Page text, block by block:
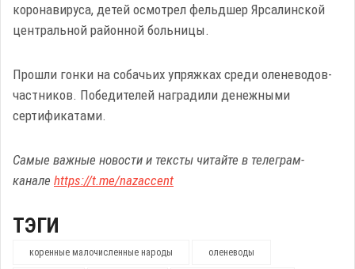
коронавируса, детей осмотрел фельдшер Ярсалинской
центральной районной больницы.
Прошли гонки на собачьих упряжках среди оленеводов-
частников. Победителей наградили денежными
сертификатами.
Самые важные новости и тексты читайте в телеграм-
канале https://t.me/nazaccent
ТЭГИ
коренные малочисленные народы оленеводы